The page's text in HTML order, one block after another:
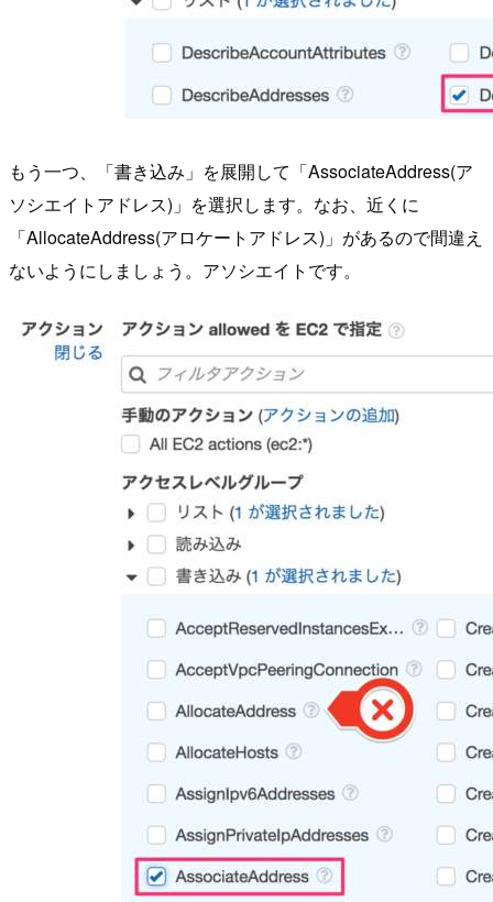
もう一つ、「書き込み」を展開して「AssociateAddress(ア
ソシエイトアドレス)」を選択します。なお、近くに
「AllocateAddress(アロケートアドレス)」があるので間違え
ないようにしましょう。アソシエイトです。